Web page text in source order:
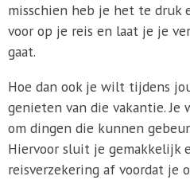
misschien heb je het te druk
voor op je reis en laat je je
gaat.
Hoe dan ook je wilt tijdens
genieten van die vakantie. Je
om dingen die kunnen
Hiervoor sluit je gemakkelijk
reisverzekering af voordat je